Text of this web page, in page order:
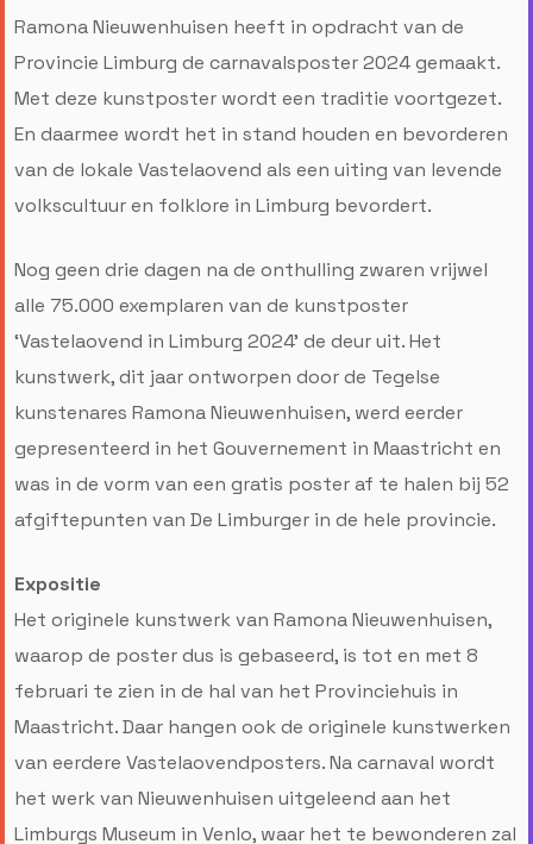
Ramona Nieuwenhuisen heeft in opdracht van de
Provincie Limburg de carnavalsposter 2024 gemaakt.
Met deze kunstposter wordt een traditie voortgezet.
En daarmee wordt het in stand houden en bevorderen
van de lokale Vastelaovend als een uiting van levende
volkscultuur en folklore in Limburg bevordert.
Nog geen drie dagen na de onthulling zwaren vrijwel
alle 75.000 exemplaren van de kunstposter
‘Vastelaovend in Limburg 2024’ de deur uit. Het
kunstwerk, dit jaar ontworpen door de Tegelse
kunstenares Ramona Nieuwenhuisen, werd eerder
gepresenteerd in het Gouvernement in Maastricht en
was in de vorm van een gratis poster af te halen bij 52
afgiftepunten van De Limburger in de hele provincie.
Expositie
Het originele kunstwerk van Ramona Nieuwenhuisen,
waarop de poster dus is gebaseerd, is tot en met 8
februari te zien in de hal van het Provinciehuis in
Maastricht. Daar hangen ook de originele kunstwerken
van eerdere Vastelaovendposters. Na carnaval wordt
het werk van Nieuwenhuisen uitgeleend aan het
Limburgs Museum in Venlo, waar het te bewonderen zal